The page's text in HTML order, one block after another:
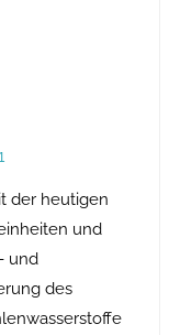
der heutigen
und
und
des